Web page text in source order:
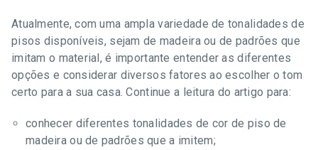
Atualmente, com uma ampla variedade de tonalidades de
pisos disponíveis, sejam de madeira ou de padrões que
imitam o material, é importante entender as diferentes
opções e considerar diversos fatores ao escolher o tom
certo para a sua casa. Continue a leitura do artigo para:
conhecer diferentes tonalidades de cor de piso de
madeira ou de padrões que a imitem;